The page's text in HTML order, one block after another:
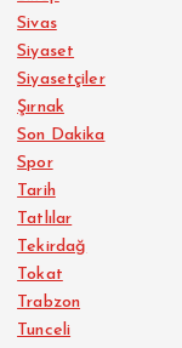
Sivas
Siyaset
Siyasetçiler
Şırnak
Son Dakika
Spor
Tarih
Tatlılar
Tekirdağ
Tokat
Trabzon
Tunceli